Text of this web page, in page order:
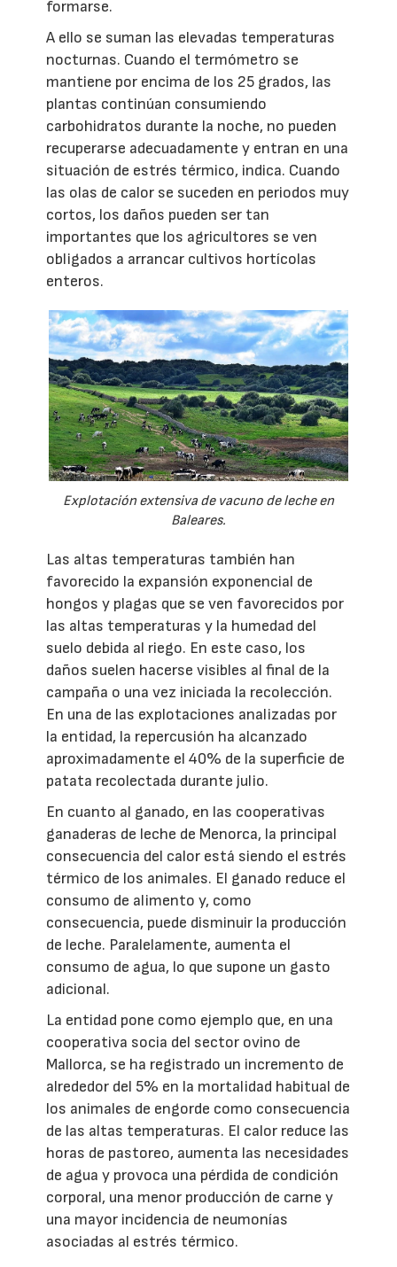
formarse.
A ello se suman las elevadas temperaturas
nocturnas. Cuando el termómetro se
mantiene por encima de los 25 grados, las
plantas continúan consumiendo
carbohidratos durante la noche, no pueden
recuperarse adecuadamente y entran en una
situación de estrés térmico, indica. Cuando
las olas de calor se suceden en periodos muy
cortos, los daños pueden ser tan
importantes que los agricultores se ven
obligados a arrancar cultivos hortícolas
enteros.
Explotación extensiva de vacuno de leche en
Baleares.
Las altas temperaturas también han
favorecido la expansión exponencial de
hongos y plagas que se ven favorecidos por
las altas temperaturas y la humedad del
suelo debida al riego. En este caso, los
daños suelen hacerse visibles al final de la
campaña o una vez iniciada la recolección.
En una de las explotaciones analizadas por
la entidad, la repercusión ha alcanzado
aproximadamente el 40% de la superficie de
patata recolectada durante julio.
En cuanto al ganado, en las cooperativas
ganaderas de leche de Menorca, la principal
consecuencia del calor está siendo el estrés
térmico de los animales. El ganado reduce el
consumo de alimento y, como
consecuencia, puede disminuir la producción
de leche. Paralelamente, aumenta el
consumo de agua, lo que supone un gasto
adicional.
La entidad pone como ejemplo que, en una
cooperativa socia del sector ovino de
Mallorca, se ha registrado un incremento de
alrededor del 5% en la mortalidad habitual de
los animales de engorde como consecuencia
de las altas temperaturas. El calor reduce las
horas de pastoreo, aumenta las necesidades
de agua y provoca una pérdida de condición
corporal, una menor producción de carne y
una mayor incidencia de neumonías
asociadas al estrés térmico.